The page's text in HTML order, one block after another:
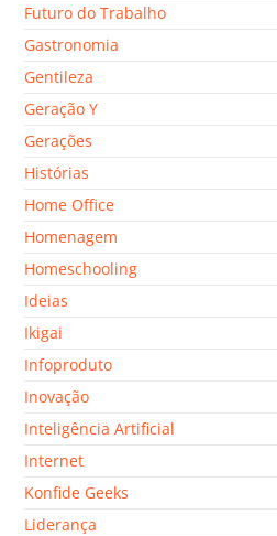
Futuro do Trabalho
Gastronomia
Gentileza
Geração Y
Gerações
Histórias
Home Office
Homenagem
Homeschooling
Ideias
Ikigai
Infoproduto
Inovação
Inteligência Artificial
Internet
Konfide Geeks
Liderança